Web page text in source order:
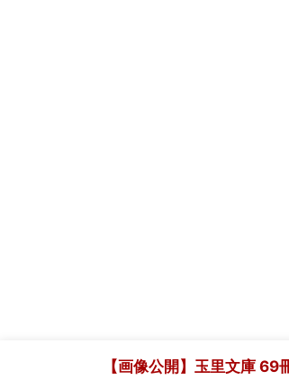
【画像公開】玉里文庫